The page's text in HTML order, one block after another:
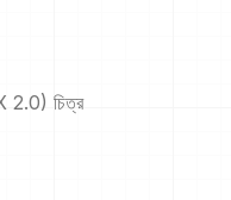
চিত্র